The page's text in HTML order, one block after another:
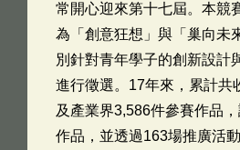
常開心迎來第十七屆。本競
為「創意狂想」與「巢向未
別針對青年學子的創新設計
進行徵選。17年來，累計共
及產業界3,586件參賽作品
作品，並透過163場推廣活